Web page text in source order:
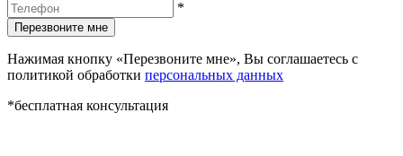
*
Перезвоните мне
Нажимая кнопку «Перезвоните мне», Вы соглашаетесь с
политикой обработки персональных данных
*бесплатная консультация